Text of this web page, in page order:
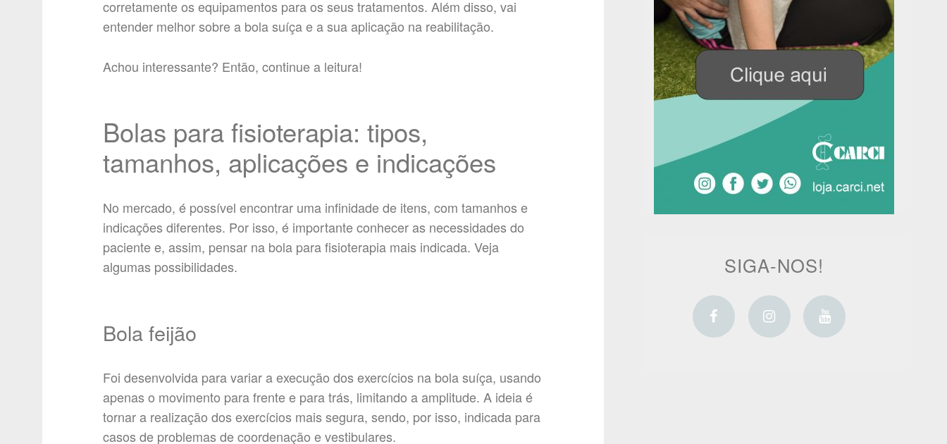
corretamente os equipamentos para os seus tratamentos. Além disso, vai
entender melhor sobre a bola suíça e a sua aplicação na reabilitação.
Achou interessante? Então, continue a leitura!
Bolas para fisioterapia: tipos,
tamanhos, aplicações e indicações
No mercado, é possível encontrar uma infinidade de itens, com tamanhos e
indicações diferentes. Por isso, é importante conhecer as necessidades do
paciente e, assim, pensar na bola para fisioterapia mais indicada. Veja
algumas possibilidades.
Bola feijão
Foi desenvolvida para variar a execução dos exercícios na bola suíça, usando
apenas o movimento para frente e para trás, limitando a amplitude. A ideia é
tornar a realização dos exercícios mais segura, sendo, por isso, indicada para
casos de problemas de coordenação e vestibulares.
SIGA-NOS!